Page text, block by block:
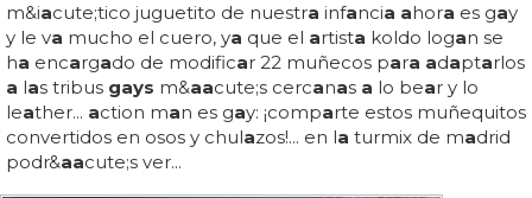
m&iacute;tico juguetito de nuestra infancia ahora es gay
y le va mucho el cuero, ya que el artista koldo logan se
ha encargado de modificar 22 muñecos para adaptarlos
a las tribus gays m&aacute;s cercanas a lo bear y lo
leather... action man es gay: ¡comparte estos muñequitos
convertidos en osos y chulazos!... en la turmix de madrid
podr&aacute;s ver...